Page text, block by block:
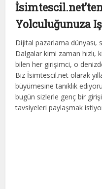
Yolculuğunuza
Dijital pazarlama dünyası,
Dalgalar kimi zaman
bilen her girişimci, o
Biz İsimtescil.net olarak
büyümesine tanıklık
bugün sizlerle genç bir
tavsiyeleri paylaşmak